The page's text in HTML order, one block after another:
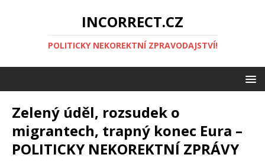
INCORRECT.CZ
POLITICKY NEKOREKTNÍ ZPRAVODAJSTVÍ!
Zelený úděl, rozsudek o
migrantech, trapný konec Eura –
POLITICKY NEKOREKTNÍ ZPRÁVY